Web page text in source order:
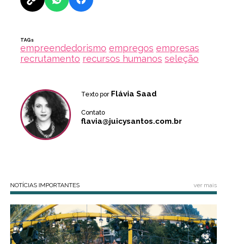
TAGs
empreendedorismo empregos empresas
recrutamento recursos humanos seleção
Texto por Flávia Saad
Contato
flavia@juicysantos.com.br
NOTÍCIAS IMPORTANTES ver mais